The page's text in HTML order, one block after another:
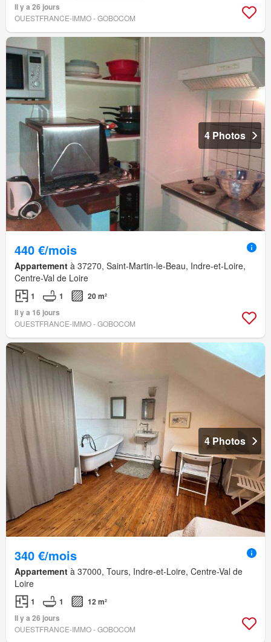
Il y a 26 jours
OUESTFRANCE-IMMO - GOBOCOM
4 Photos
440 €/mois
Appartement à 37270, Saint-Martin-le-Beau, Indre-et-Loire,
Centre-Val de Loire
1 1
20 m²
Il y a 16 jours
OUESTFRANCE-IMMO - GOBOCOM
4 Photos
340 €/mois
Appartement à 37000, Tours, Indre-et-Loire, Centre-Val de
Loire
1 1
12 m²
Il y a 26 jours
OUESTFRANCE-IMMO - GOBOCOM